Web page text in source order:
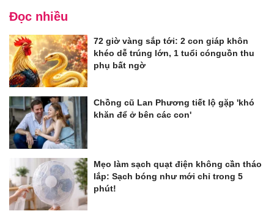
Đọc nhiều
72 giờ vàng sắp tới: 2 con giáp khôn
khéo dễ trúng lớn, 1 tuổi cónguồn thu
phụ bất ngờ
Chồng cũ Lan Phương tiết lộ gặp 'khó
khăn để ở bên các con'
Mẹo làm sạch quạt điện không cần tháo
lắp: Sạch bóng như mới chỉ trong 5
phút!